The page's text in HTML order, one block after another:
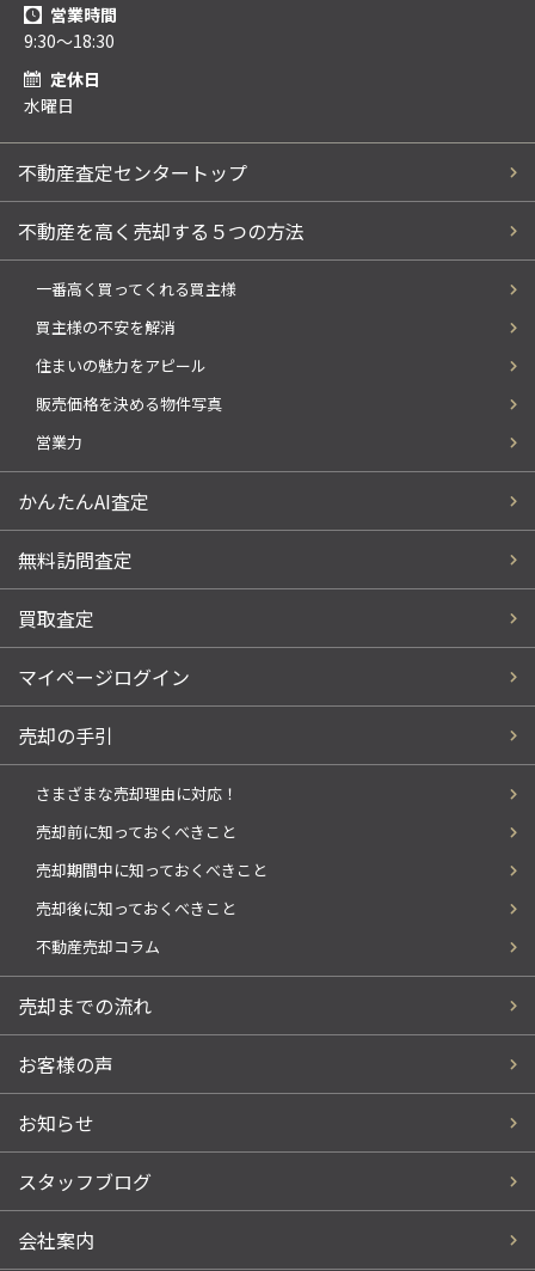
営業時間
9:30～18:30
定休日
水曜日
不動産査定センタートップ
不動産を高く売却する５つの方法
一番高く買ってくれる買主様
買主様の不安を解消
住まいの魅力をアピール
販売価格を決める物件写真
営業力
かんたんAI査定
無料訪問査定
買取査定
マイページログイン
売却の手引
さまざまな売却理由に対応！
売却前に知っておくべきこと
売却期間中に知っておくべきこと
売却後に知っておくべきこと
不動産売却コラム
売却までの流れ
お客様の声
お知らせ
スタッフブログ
会社案内